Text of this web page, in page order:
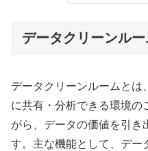
データクリーンル
データクリーンルームとは
に共有・分析できる環境の
がら、データの価値を引き
す。主な機能として、デー